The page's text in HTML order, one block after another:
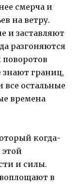
смерча и
на ветру.
и заставляют
разгоняются
знают границ,
все остальные
времена
когда-
и силы.
в